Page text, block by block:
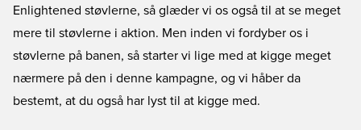
Enlightened støvlerne, så glæder vi os også til at se meget
mere til støvlerne i aktion. Men inden vi fordyber os i
støvlerne på banen, så starter vi lige med at kigge meget
nærmere på den i denne kampagne, og vi håber da
bestemt, at du også har lyst til at kigge med.